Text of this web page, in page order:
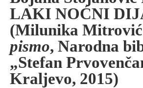
LAKI NOĆNI
(Milunika
pismo, Narodna
„Stefan
Kraljevo, 2015)